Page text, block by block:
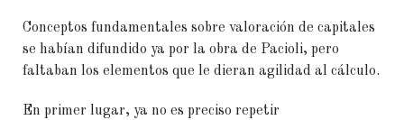
Conceptos fundamentales sobre valoración de capitales
se habían difundido ya por la obra de Pacioli, pero
faltaban los elementos que le dieran agilidad al cálculo.
En primer lugar, ya no es preciso repetir